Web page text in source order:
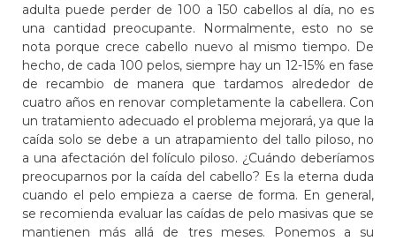
adulta puede perder de 100 a 150 cabellos al día, no es
una cantidad preocupante. Normalmente, esto no se
nota porque crece cabello nuevo al mismo tiempo. De
hecho, de cada 100 pelos, siempre hay un 12-15% en fase
de recambio de manera que tardamos alrededor de
cuatro años en renovar completamente la cabellera. Con
un tratamiento adecuado el problema mejorará, ya que la
caída solo se debe a un atrapamiento del tallo piloso, no
a una afectación del folículo piloso. ¿Cuándo deberíamos
preocuparnos por la caída del cabello? Es la eterna duda
cuando el pelo empieza a caerse de forma. En general,
se recomienda evaluar las caídas de pelo masivas que se
mantienen más allá de tres meses. Ponemos a su